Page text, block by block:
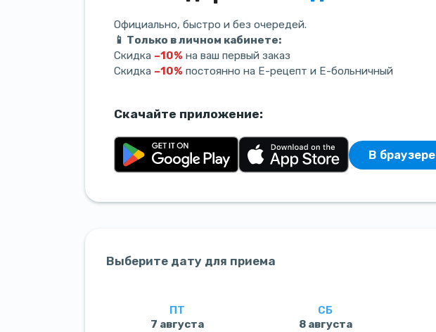
Официально, быстро и без очередей.
📱 Только в личном кабинете:
Скидка –10% на ваш первый заказ
Скидка –10% постоянно на Е-рецепт и Е-больничный
Скачайте приложение:
В браузере
Выберите дату для приема
ПТ
7 августа
СБ
8 августа